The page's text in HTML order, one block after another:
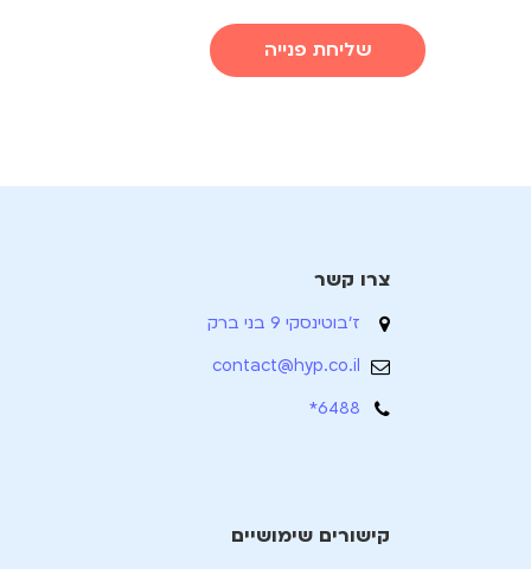
שליחת פנייה
צרו קשר
ז'בוטינסקי 9 בני ברק
contact@hyp.co.il
6488*
קישורים שימושיים